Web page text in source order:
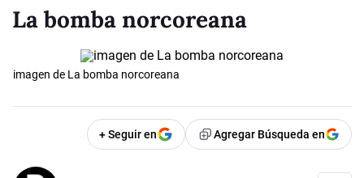
La bomba norcoreana
imagen de La bomba norcoreana
+ Seguir en Agregar Búsqueda en